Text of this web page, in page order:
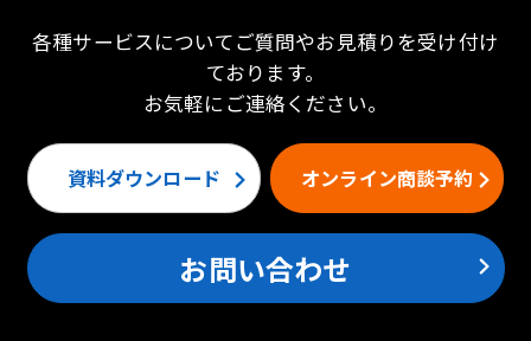
各種サービスについてご質問やお見積りを受け付け
ております。
お気軽にご連絡ください。
資料ダウンロード オンライン商談予約
お問い合わせ